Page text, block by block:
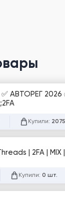
✅ АВТОРЕГ
Купили:
| 2FA | MIX
Купили: 0 шт.